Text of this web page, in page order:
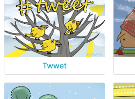
Twwet